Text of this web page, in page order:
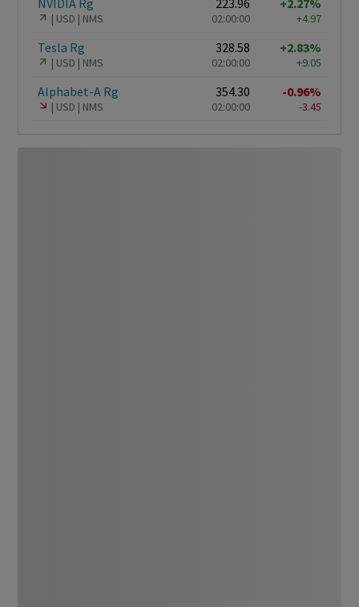
NVIDIA Rg
USD NMS
223.96
02:00:00
+2.27%
+4.97
Tesla Rg
USD NMS
328.58
02:00:00
+2.83%
+9.05
Alphabet-A Rg
USD NMS
354.30
02:00:00
-0.96%
-3.45